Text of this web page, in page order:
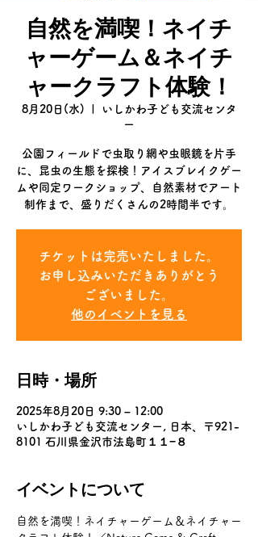
自然を満喫！ネイチ
ャーゲーム＆ネイチ
ャークラフト体験！
8月20日(水)
いしかわ子ども交流センタ
ー
公園フィールドで虫取り網や虫眼鏡を片手
に、昆虫の生態を探検！アイスブレイクゲー
ムや同定ワークショップ、自然素材でアート
制作まで、盛りだくさんの2時間半です。
チケットは完売いたしました。
お申し込みいただきありがとう
ございました。
他のイベントを見る
日時・場所
2025年8月20日 9:30 – 12:00
いしかわ子ども交流センター, 日本、〒921-
8101 石川県金沢市法島町１１−８
イベントについて
自然を満喫！ネイチャーゲーム＆ネイチャー